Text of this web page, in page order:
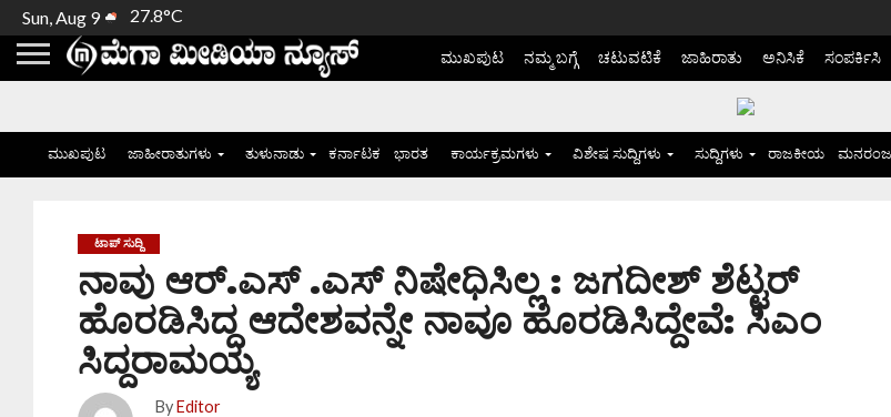
Sun, Aug 9 27.8°C
ಮುಖಪುಟ ನಮ್ಮ ಬಗ್ಗೆ ಚಟುವಟಿಕೆ ಜಾಹಿರಾತು ಅನಿಸಿಕೆ ಸಂಪರ್ಕಿಸಿ
ಮುಖಪುಟ ಜಾಹೀರಾತುಗಳು ತುಳುನಾಡು ಕರ್ನಾಟಕ ಭಾರತ ಕಾರ್ಯಕ್ರಮಗಳು ವಿಶೇಷ ಸುದ್ದಿಗಳು ಸುದ್ದಿಗಳು ರಾಜಕೀಯ
ಟಾಪ್ ಸುದ್ದಿ
ನಾವು ಆರ್.ಎಸ್ .ಎಸ್ ನಿಷೇಧಿಸಿಲ್ಲ : ಜಗದೀಶ್ ಶೆಟ್ಟರ್
ಹೊರಡಿಸಿದ್ದ ಆದೇಶವನ್ನೇ ನಾವೂ ಹೊರಡಿಸಿದ್ದೇವೆ: ಸಿಎಂ
ಸಿದ್ದರಾಮಯ್ಯ
By Editor